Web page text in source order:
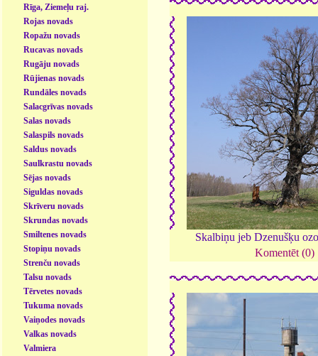
Rīga, Ziemeļu raj.
Rojas novads
Ropažu novads
Rucavas novads
Rugāju novads
Rūjienas novads
Rundāles novads
Salacgrīvas novads
Salas novads
Salaspils novads
Saldus novads
Saulkrastu novads
Sējas novads
Siguldas novads
Skrīveru novads
Skrundas novads
Smiltenes novads
Stopiņu novads
Strenču novads
Talsu novads
Tērvetes novads
Tukuma novads
Vaiņodes novads
Valkas novads
Valmiera
Skalbiņu jeb Dzenušķu
Komentēt (0)